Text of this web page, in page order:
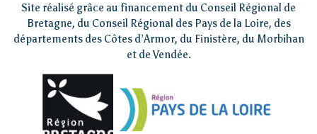
Site réalisé grâce au financement du Conseil Régional de
Bretagne, du Conseil Régional des Pays de la Loire, des
départements des Côtes d’Armor, du Finistère, du Morbihan
et de Vendée.